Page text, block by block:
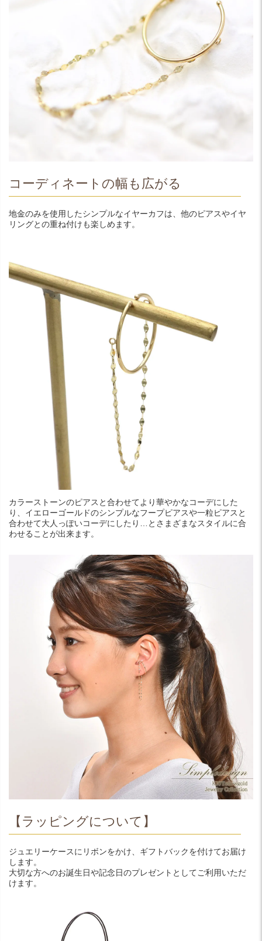
コーディネートの幅も広がる
地金のみを使用したシンプルなイヤーカフは、他のピアスやイヤ
リングとの重ね付けも楽しめます。
カラーストーンのピアスと合わせてより華やかなコーデにした
り、イエローゴールドのシンプルなフープピアスや一粒ピアスと
合わせて大人っぽいコーデにしたり…とさまざまなスタイルに合
わせることが出来ます。
【ラッピングについて】
ジュエリーケースにリボンをかけ、ギフトバックを付けてお届け
します。
大切な方へのお誕生日や記念日のプレゼントとしてご利用いただ
けます。